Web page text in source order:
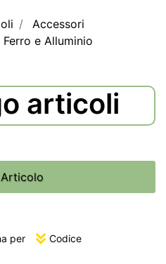
Accessori
Ferro e Alluminio
articoli
per